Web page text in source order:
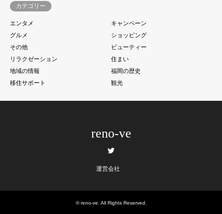
カテゴリー
エンタメ
キャンペーン
グルメ
ショッピング
その他
ビューティー
リラクゼーション
住まい
地域の情報
福岡の歴史
移住サポート
観光
reno-ve
運営会社
©reno-ve . All Rights Reserved.